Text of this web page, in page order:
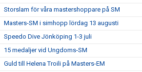
Storslam för våra mastershoppare på SM
Masters-SM i simhopp lördag 13 augusti
Speedo Dive Jönköping 1-3 juli
15 medaljer vid Ungdoms-SM
Guld till Helena Troili på Masters-EM